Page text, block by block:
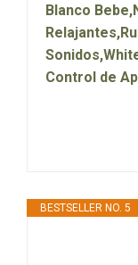
Blanco
Control de
BESTSELLER NO. 5